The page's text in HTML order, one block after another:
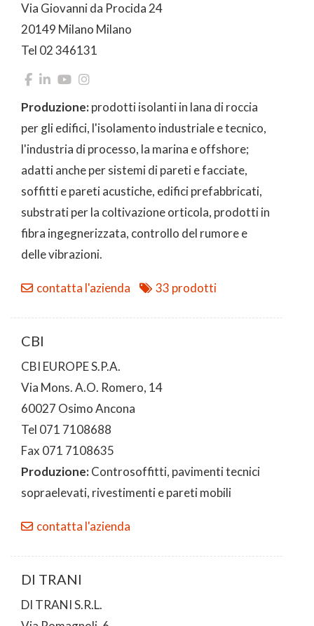
Via Giovanni da Procida 24
20149 Milano Milano
Tel 02 346131
Produzione:prodotti isolanti in lana di roccia
per gli edifici, l'isolamento industriale e tecnico,
l'industria di processo, la marina e offshore;
adatti anche per sistemi di pareti e facciate,
soffitti e pareti acustiche, edifici prefabbricati,
substrati per la coltivazione orticola, prodotti in
fibra ingegnerizzata, controllo del rumore e
delle vibrazioni.
contatta l'azienda 33 prodotti
CBI
CBI EUROPE S.P.A.
Via Mons. A.O. Romero, 14
60027 Osimo Ancona
Tel 071 7108688
Fax 071 7108635
Produzione:Controsoffitti, pavimenti tecnici
sopraelevati, rivestimenti e pareti mobili
contatta l'azienda
DI TRANI
DI TRANI S.R.L.